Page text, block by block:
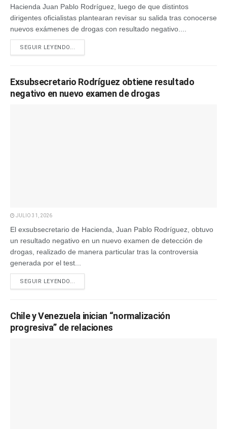
Hacienda Juan Pablo Rodríguez, luego de que distintos
dirigentes oficialistas plantearan revisar su salida tras conocerse
nuevos exámenes de drogas con resultado negativo....
SEGUIR LEYENDO...
Exsubsecretario Rodríguez obtiene resultado
negativo en nuevo examen de drogas
JULIO 31, 2026
El exsubsecretario de Hacienda, Juan Pablo Rodríguez, obtuvo
un resultado negativo en un nuevo examen de detección de
drogas, realizado de manera particular tras la controversia
generada por el test...
SEGUIR LEYENDO...
Chile y Venezuela inician “normalización
progresiva” de relaciones